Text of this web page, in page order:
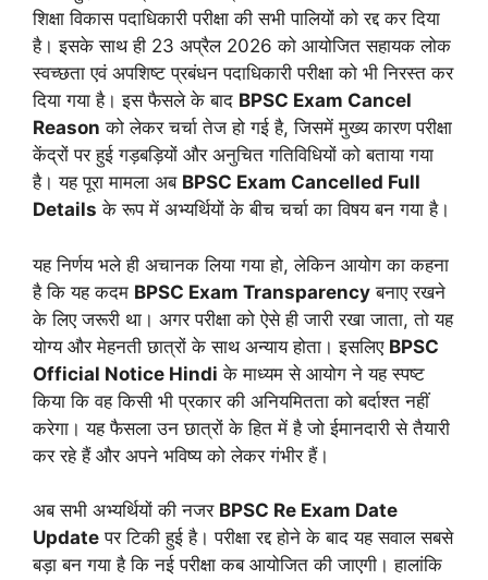
शिक्षा विकास पदाधिकारी परीक्षा की सभी पालियों को रद्द कर दिया
है। इसके साथ ही 23 अप्रैल 2026 को आयोजित सहायक लोक
स्वच्छता एवं अपशिष्ट प्रबंधन पदाधिकारी परीक्षा को भी निरस्त कर
दिया गया है। इस फैसले के बाद BPSC Exam Cancel
Reason को लेकर चर्चा तेज हो गई है, जिसमें मुख्य कारण परीक्षा
केंद्रों पर हुई गड़बड़ियों और अनुचित गतिविधियों को बताया गया
है। यह पूरा मामला अब BPSC Exam Cancelled Full
Details के रूप में अभ्यर्थियों के बीच चर्चा का विषय बन गया है।
यह निर्णय भले ही अचानक लिया गया हो, लेकिन आयोग का कहना
है कि यह कदम BPSC Exam Transparency बनाए रखने
के लिए जरूरी था। अगर परीक्षा को ऐसे ही जारी रखा जाता, तो यह
योग्य और मेहनती छात्रों के साथ अन्याय होता। इसलिए BPSC
Official Notice Hindi के माध्यम से आयोग ने यह स्पष्ट
किया कि वह किसी भी प्रकार की अनियमितता को बर्दाश्त नहीं
करेगा। यह फैसला उन छात्रों के हित में है जो ईमानदारी से तैयारी
कर रहे हैं और अपने भविष्य को लेकर गंभीर हैं।
अब सभी अभ्यर्थियों की नजर BPSC Re Exam Date
Update पर टिकी हुई है। परीक्षा रद्द होने के बाद यह सवाल सबसे
बड़ा बन गया है कि नई परीक्षा कब आयोजित की जाएगी। हालांकि